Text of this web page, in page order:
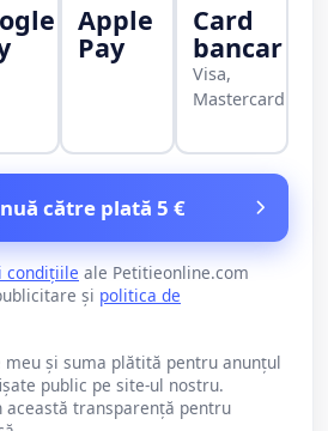
Apple
Pay
Card
bancar
Visa,
Mastercard
către plată 5 €
condițiile ale Petitieonline.com
și politica de
și suma plătită pentru anunțul
public pe site-ul nostru.
această transparență pentru